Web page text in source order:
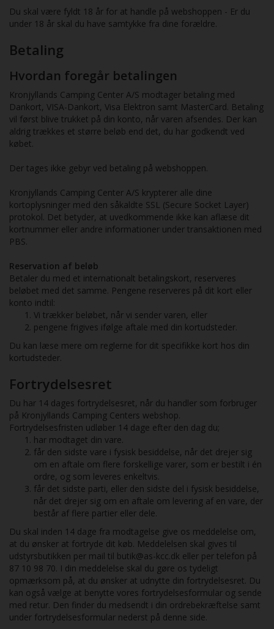
Du skal være fyldt 18 år for at handle på webshoppen - Er du
under 18 år skal du have samtykke fra dine forældre.
Betaling
Hvordan foregår betalingen
Kronjyllands Camping Center A/S modtager betaling med
Dankort, VISA-Dankort, Visa Elektron samt MasterCard. Betaling
vil først blive trukket på din konto, når varen afsendes. Der kan
aldrig trækkes et større beløb end det, du har godkendt ved
købet.
Der tages ikke gebyr ved betaling på webshoppen.
Kronjyllands Camping Center A/S krypterer alle dine
kortoplysninger med den såkaldte SSL (Secure Socket Layer)
protokol. Det betyder, at uvedkommende ikke kan aflæse dit
kortnummer eller andre informationer under transaktionen med
PBS.
Reservation af beløb
Betaler du med et internationalt betalingskort, reserveres
beløbet med det samme. Pengene reserveres på dit kort eller
konto indtil:
Vi trækker beløbet, når vi sender varen, eller
pengene frigives ifølge aftale med din kortudsteder.
Du kan læse mere om reglerne for dit specifikke kort hos din
kortudsteder.
Fortrydelsesret
Du har 14 dages fortrydelsesret, når du handler som forbruger
på Kronjyllands Camping Centers webshop.
Fortrydelsesfristen udløber 14 dage efter den dag du;
har modtaget din vare.
får den sidste vare i fysisk besiddelse, når det drejer sig
om en aftale om flere forskellige varer, som er bestilt i én
ordre, og som leveres enkeltvis.
får det sidste parti, eller den sidste del i fysisk besiddelse,
når det drejer sig om en aftale om levering af en vare, der
består af flere partier eller dele.
Du skal inden 14 dage fra modtagelse give os meddelelse om,
at du ønsker at fortryde dit køb. Meddelelsen skal gives til
udstyrsbutikken per mail til butik@as-kcc.dk eller per telefon på
87 10 98 70. I din meddelelse skal du gøre os tydeligt
opmærksom på, at du ønsker at udnytte din fortrydelsesret. Du
kan også vælge at benytte vores fortrydelsesformular og sende
med retur. Den finder du medsendt i din ordrebekræftelse samt
under fortrydelsesformular nederst på denne side.